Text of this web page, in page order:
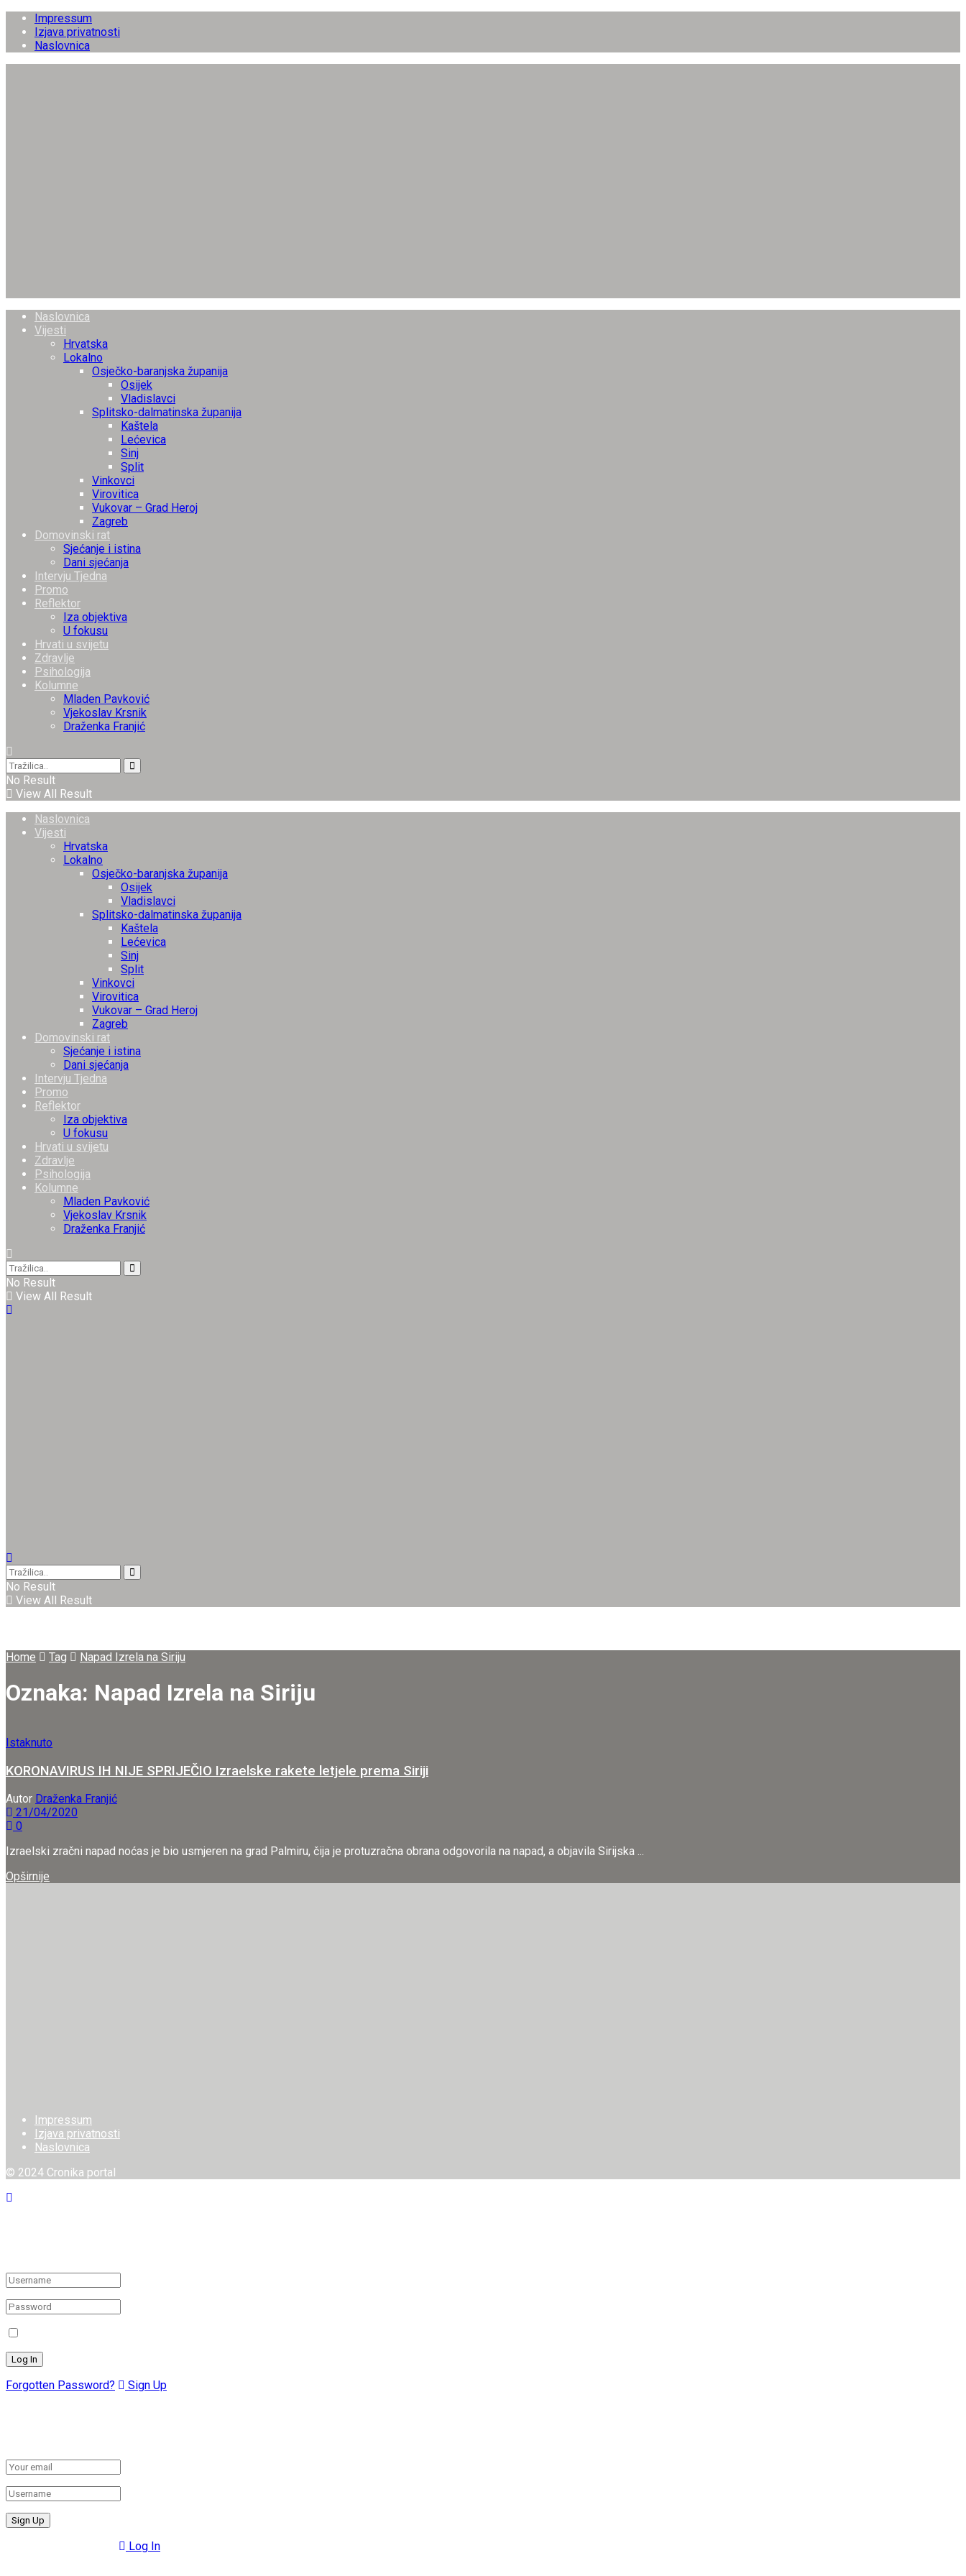
Impressum
Izjava privatnosti
Naslovnica
Naslovnica
Vijesti
Hrvatska
Lokalno
Osječko-baranjska županija
Osijek
Vladislavci
Splitsko-dalmatinska županija
Kaštela
Lećevica
Sinj
Split
Vinkovci
Virovitica
Vukovar – Grad Heroj
Zagreb
Domovinski rat
Sjećanje i istina
Dani sjećanja
Intervju Tjedna
Promo
Reflektor
Iza objektiva
U fokusu
Hrvati u svijetu
Zdravlje
Psihologija
Kolumne
Mladen Pavković
Vjekoslav Krsnik
Draženka Franjić
No Result
View All Result
Naslovnica
Vijesti
Hrvatska
Lokalno
Osječko-baranjska županija
Osijek
Vladislavci
Splitsko-dalmatinska županija
Kaštela
Lećevica
Sinj
Split
Vinkovci
Virovitica
Vukovar – Grad Heroj
Zagreb
Domovinski rat
Sjećanje i istina
Dani sjećanja
Intervju Tjedna
Promo
Reflektor
Iza objektiva
U fokusu
Hrvati u svijetu
Zdravlje
Psihologija
Kolumne
Mladen Pavković
Vjekoslav Krsnik
Draženka Franjić
No Result
View All Result
No Result
View All Result
Home Tag Napad Izrela na Siriju
Oznaka: Napad Izrela na Siriju
Istaknuto
KORONAVIRUS IH NIJE SPRIJEČIO Izraelske rakete letjele prema Siriji
Autor Draženka Franjić
21/04/2020
0
Izraelski zračni napad noćas je bio usmjeren na grad Palmiru, čija je protuzračna obrana odgovorila na napad, a objavila Sirijska ...
Opširnije
Impressum
Izjava privatnosti
Naslovnica
© 2024 Cronika portal
Forgotten Password? Sign Up
Log In